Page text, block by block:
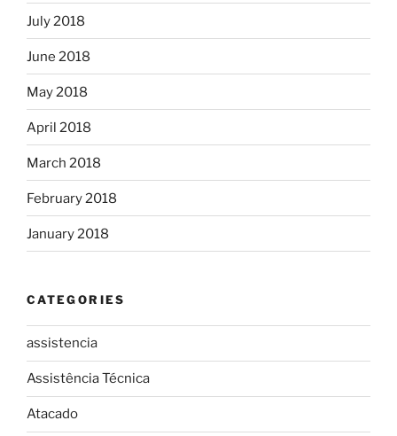
July 2018
June 2018
May 2018
April 2018
March 2018
February 2018
January 2018
CATEGORIES
assistencia
Assistência Técnica
Atacado